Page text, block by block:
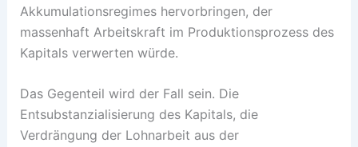
Akkumulationsregimes hervorbringen, der
massenhaft Arbeitskraft im Produktionsprozess des
Kapitals verwerten würde.
Das Gegenteil wird der Fall sein. Die
Entsubstanzialisierung des Kapitals, die
Verdrängung der Lohnarbeit aus der